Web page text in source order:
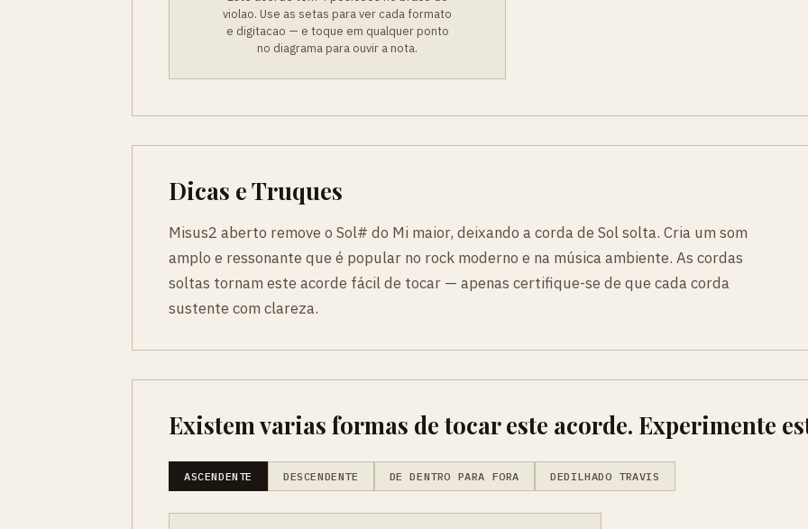
violao. Use as setas para ver cada formato
e digitacao — e toque em qualquer ponto
no diagrama para ouvir a nota.
Dicas e Truques
Misus2 aberto remove o Sol# do Mi maior, deixando a corda de Sol solta. Cria um som
amplo e ressonante que é popular no rock moderno e na música ambiente. As cordas
soltas tornam este acorde fácil de tocar — apenas certifique-se de que cada corda
sustente com clareza.
Existem varias formas de tocar este acorde. Experimente
ASCENDENTE DESCENDENTE DE DENTRO PARA FORA DEDILHADO TRAVIS